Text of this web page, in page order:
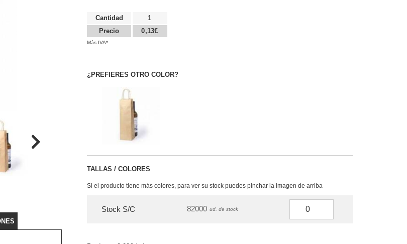
Cantidad
Precio
1
0,13€
Más IVA*
¿PREFIERES OTRO COLOR?
TALLAS / COLORES
Si el producto tiene más colores, para ver su stock puedes pinchar la imagen de arriba
Stock S/C 82000 ud. de stock